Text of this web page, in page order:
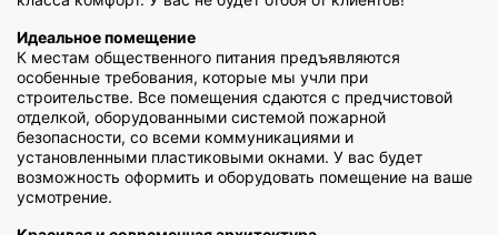
Идеальное помещение
К местам общественного питания предъявляются
особенные требования, которые мы учли при
строительстве. Все помещения сдаются с предчистовой
отделкой, оборудованными системой пожарной
безопасности, со всеми коммуникациями и
установленными пластиковыми окнами. У вас будет
возможность оформить и оборудовать помещение на ваше
усмотрение.